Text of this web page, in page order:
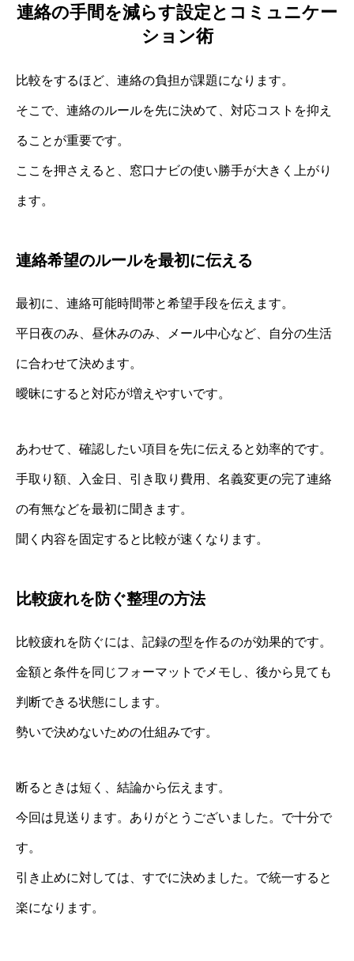
連絡の手間を減らす設定とコミュニケー
ション術
比較をするほど、連絡の負担が課題になります。
そこで、連絡のルールを先に決めて、対応コストを抑え
ることが重要です。
ここを押さえると、窓口ナビの使い勝手が大きく上がり
ます。
連絡希望のルールを最初に伝える
最初に、連絡可能時間帯と希望手段を伝えます。
平日夜のみ、昼休みのみ、メール中心など、自分の生活
に合わせて決めます。
曖昧にすると対応が増えやすいです。
あわせて、確認したい項目を先に伝えると効率的です。
手取り額、入金日、引き取り費用、名義変更の完了連絡
の有無などを最初に聞きます。
聞く内容を固定すると比較が速くなります。
比較疲れを防ぐ整理の方法
比較疲れを防ぐには、記録の型を作るのが効果的です。
金額と条件を同じフォーマットでメモし、後から見ても
判断できる状態にします。
勢いで決めないための仕組みです。
断るときは短く、結論から伝えます。
今回は見送ります。ありがとうございました。で十分で
す。
引き止めに対しては、すでに決めました。で統一すると
楽になります。